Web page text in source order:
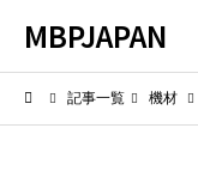
MBPJAPAN
記事一覧 機材